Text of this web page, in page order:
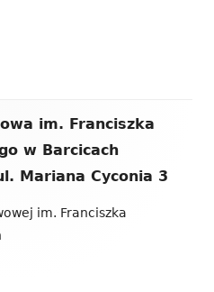
im. Franciszka
w Barcicach
Mariana Cyconia 3
im. Franciszka